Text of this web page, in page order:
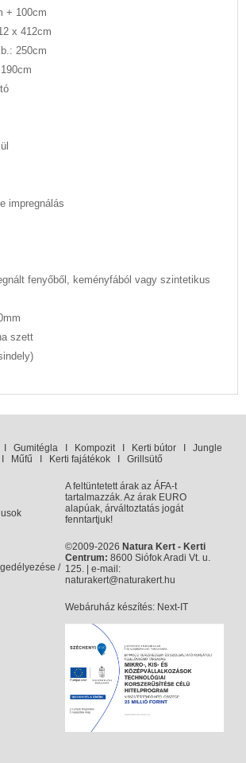
+ 100cm
x 412cm
250cm
impregnálás
fenyőből, keményfából vagy szintetikus
szett
GumitéglaI KompozitI Kerti bútorI Jungle
Műfű Kerti fajátékokI Grillsütő
/
A feltüntetett árak az ÁFA-t
tartalmazzák. Az árak EURO
alapúak, árváltoztatás jogát
fenntartjuk!
©2009-2026 Natura Kert - Kerti
Centrum: 8600 Siófok Aradi Vt. u.
125. | e-mail:
naturakert@naturakert.hu
Webáruház készítés: Next-IT